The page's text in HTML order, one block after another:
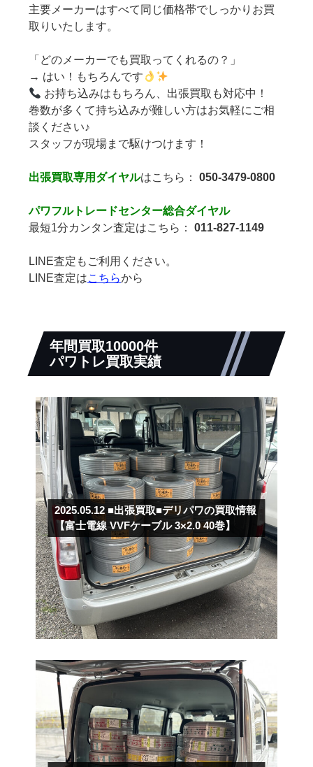
主要メーカーはすべて同じ価格帯でしっかりお買
取りいたします。
「どのメーカーでも買取ってくれるの？」
→ はい！もちろんです
お持ち込みはもちろん、出張買取も対応中！
巻数が多くて持ち込みが難しい方はお気軽にご相
談ください♪
スタッフが現場まで駆けつけます！
出張買取専用ダイヤルはこちら：050-3479-0800
パワフルトレードセンター総合ダイヤル
最短1分カンタン査定はこちら：011-827-1149
LINE査定もご利用ください。
LINE査定はこちらから
年間買取10000件
パワトレ買取実績
2025.05.12■出張買取■デリパワの買取情報
【富士電線 VVFケーブル 3×2.0 40巻】